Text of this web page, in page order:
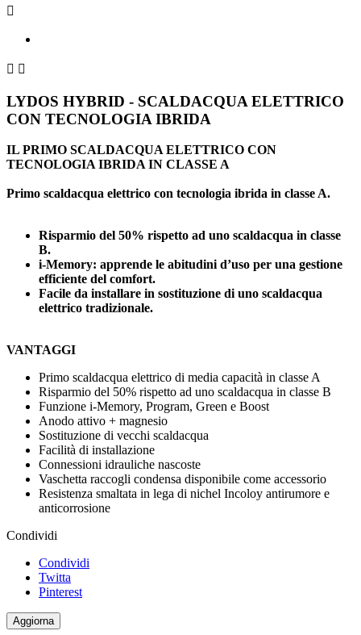

 
LYDOS HYBRID - SCALDACQUA ELETTRICO
CON TECNOLOGIA IBRIDA
IL PRIMO SCALDACQUA ELETTRICO CON
TECNOLOGIA IBRIDA IN CLASSE A
Primo scaldacqua elettrico con tecnologia ibrida in classe A.
Risparmio del 50% rispetto ad uno scaldacqua in classe
B.
i-Memory: apprende le abitudini d’uso per una gestione
efficiente del comfort.
Facile da installare in sostituzione di uno scaldacqua
elettrico tradizionale.
VANTAGGI
Primo scaldacqua elettrico di media capacità in classe A
Risparmio del 50% rispetto ad uno scaldacqua in classe B
Funzione i-Memory, Program, Green e Boost
Anodo attivo + magnesio
Sostituzione di vecchi scaldacqua
Facilità di installazione
Connessioni idrauliche nascoste
Vaschetta raccogli condensa disponibile come accessorio
Resistenza smaltata in lega di nichel Incoloy antirumore e
anticorrosione
Condividi
Condividi
Twitta
Pinterest